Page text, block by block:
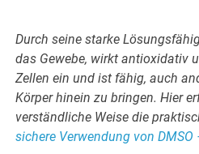
Durch seine starke
das Gewebe, wirkt antioxidativ
Zellen ein und ist fähig, auch
Körper hinein zu bringen. Hier
verständliche Weise die
sichere Verwendung von DMSO